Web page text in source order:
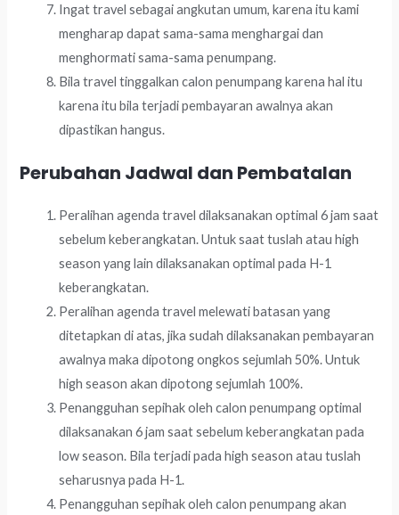
Ingat travel sebagai angkutan umum, karena itu kami
mengharap dapat sama-sama menghargai dan
menghormati sama-sama penumpang.
Bila travel tinggalkan calon penumpang karena hal itu
karena itu bila terjadi pembayaran awalnya akan
dipastikan hangus.
Perubahan Jadwal dan Pembatalan
Peralihan agenda travel dilaksanakan optimal 6 jam saat
sebelum keberangkatan. Untuk saat tuslah atau high
season yang lain dilaksanakan optimal pada H-1
keberangkatan.
Peralihan agenda travel melewati batasan yang
ditetapkan di atas, jika sudah dilaksanakan pembayaran
awalnya maka dipotong ongkos sejumlah 50%. Untuk
high season akan dipotong sejumlah 100%.
Penangguhan sepihak oleh calon penumpang optimal
dilaksanakan 6 jam saat sebelum keberangkatan pada
low season. Bila terjadi pada high season atau tuslah
seharusnya pada H-1.
Penangguhan sepihak oleh calon penumpang akan